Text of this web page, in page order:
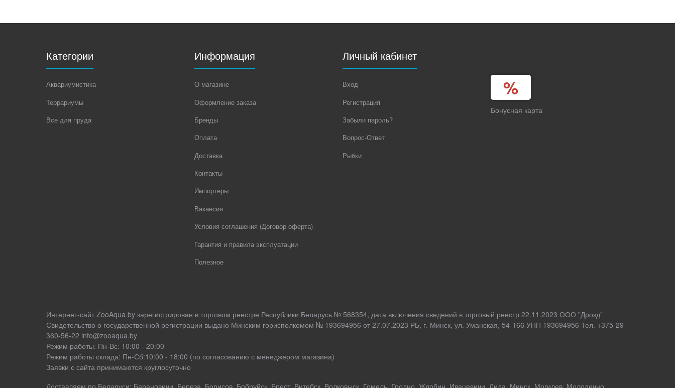
Категории
Аквариумистика
Террариумы
Все для пруда
Информация
О магазине
Оформление заказа
Бренды
Оплата
Доставка
Контакты
Импортеры
Вакансия
Условия соглашения (Договор оферта)
Гарантия и правила эксплуатации
Полезное
Личный кабинет
Вход
Регистрация
Забыли пароль?
Вопрос-Ответ
Рыбки
Бонусная карта
Интернет-сайт ZooAqua.by зарегистрирован в торговом реестре Республики Беларусь № 568354, дата включения сведений в торговый реестр 22.11.2023 ООО "Дрозд"
Свидетельство о государственной регистрации выдано Минским горисполкомом № 193694956 от 27.07.2023 РБ, г. Минск, ул. Уманская, 54-166 УНП 193694956 Тел. +375-29-
360-56-22 info@zooaqua.by
Режим работы: Пн-Вс: 10:00 - 20:00
Режим работы склада: Пн-Сб:10:00 - 18:00 (по согласованию с менеджером магазина)
Заявки с сайта принимаются круглосуточно